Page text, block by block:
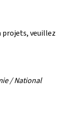
projets, veuillez
/ National